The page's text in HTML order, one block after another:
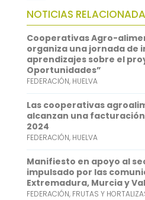
b
o
o
k
t
t
e
r
a
i
l
h
a
t
s
A
p
p
L
i
n
k
e
d
I
n
NOTICIAS
Cooperativas Agro-
organiza una jornada de
aprendizajes sobre el
Oportunidades”
FEDERACIÓN, HUELVA
Las cooperativas
alcanzan una facturación
2024
FEDERACIÓN, HUELVA
Manifiesto en apoyo al
impulsado por las
Extremadura, Murcia y
FEDERACIÓN, FRUTAS Y